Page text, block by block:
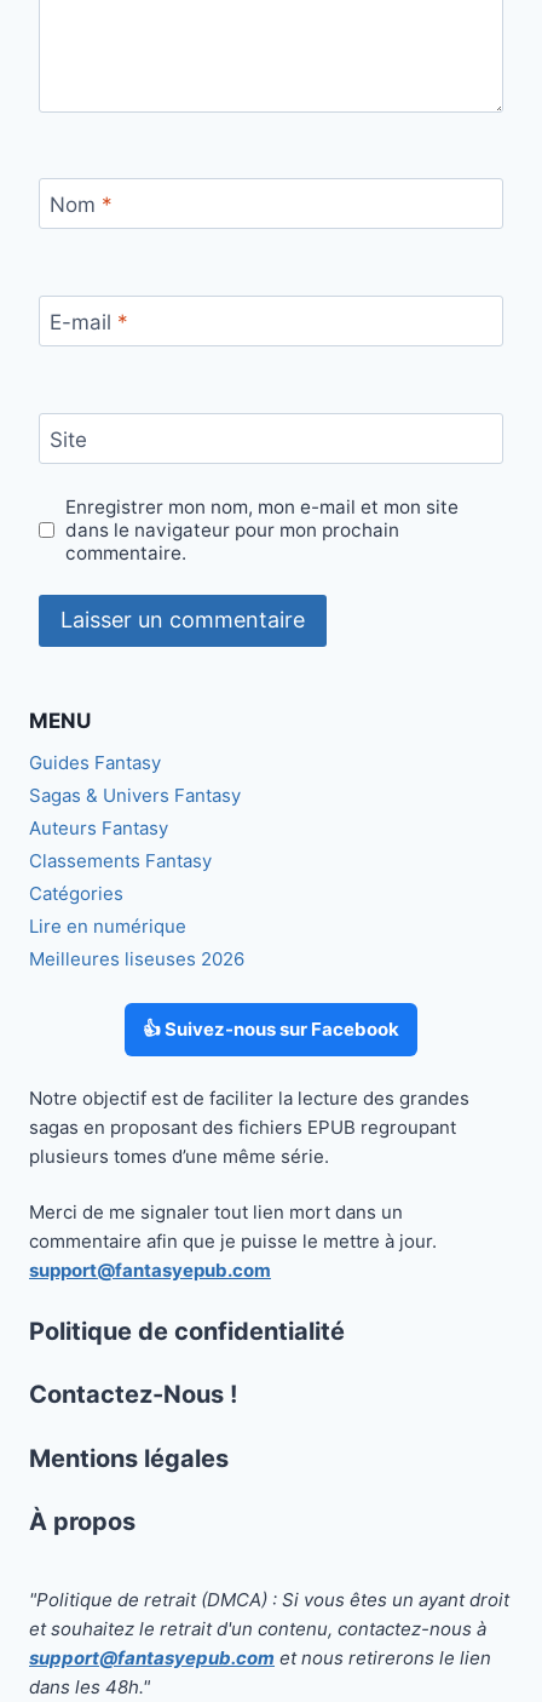
Nom *
E-mail *
Site
Enregistrer mon nom, mon e-mail et mon site
dans le navigateur pour mon prochain
commentaire.
MENU
Guides Fantasy
Sagas & Univers Fantasy
Auteurs Fantasy
Classements Fantasy
Catégories
Lire en numérique
Meilleures liseuses 2026
👍 Suivez-nous sur Facebook
Notre objectif est de faciliter la lecture des grandes
sagas en proposant des fichiers EPUB regroupant
plusieurs tomes d’une même série.
Merci de me signaler tout lien mort dans un
commentaire afin que je puisse le mettre à jour.
support@fantasyepub.com
Politique de confidentialité
Contactez-Nous !
Mentions légales
À propos
"Politique de retrait (DMCA) : Si vous êtes un ayant droit
et souhaitez le retrait d'un contenu, contactez-nous à
support@fantasyepub.com et nous retirerons le lien
dans les 48h."